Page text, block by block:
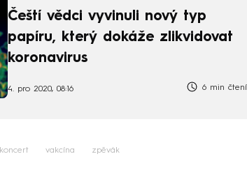
Čeští vědci vyvinuli nový typ
papíru, který dokáže zlikvidovat
koronavirus
4. pro 2020, 08:16 6 min čtení
koncert vakcína zpěvák